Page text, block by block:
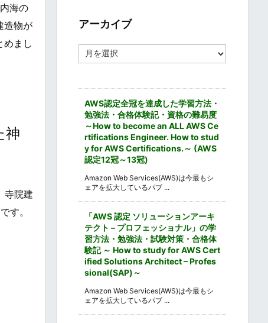
海の
造物が
めまし
神
寺院建
す。
ー
アーカイブ
ー
AWS認定全冠を達成した学習方法・
勉強法・合格体験記・資格の難易度
～How to become an ALL AWS Ce
rtifications Engineer. How to stud
y for AWS Certifications.～ (AWS
認定12冠～13冠)
Amazon Web Services(AWS)は今最もシ
ェアを拡大しているパブ ...
「AWS 認定 ソリューションアーキ
テクト – プロフェッショナル」の学
習方法・勉強法・試験対策・合格体
験記 ～ How to study for AWS Cert
ified Solutions Architect – Profes
sional(SAP)～
Amazon Web Services(AWS)は今最もシ
ェアを拡大しているパブ ...